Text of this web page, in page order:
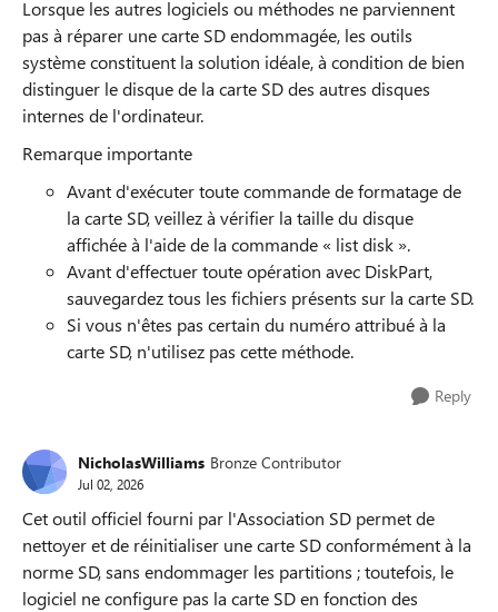
Lorsque les autres logiciels ou méthodes ne parviennent
pas à réparer une carte SD endommagée, les outils
système constituent la solution idéale, à condition de bien
distinguer le disque de la carte SD des autres disques
internes de l'ordinateur.
Remarque importante
Avant d'exécuter toute commande de formatage de
la carte SD, veillez à vérifier la taille du disque
affichée à l'aide de la commande « list disk ».
Avant d'effectuer toute opération avec DiskPart,
sauvegardez tous les fichiers présents sur la carte SD.
Si vous n'êtes pas certain du numéro attribué à la
carte SD, n'utilisez pas cette méthode.
Reply
NicholasWilliams Bronze Contributor
Jul 02, 2026
Cet outil officiel fourni par l'Association SD permet de
nettoyer et de réinitialiser une carte SD conformément à la
norme SD, sans endommager les partitions ; toutefois, le
logiciel ne configure pas la carte SD en fonction des